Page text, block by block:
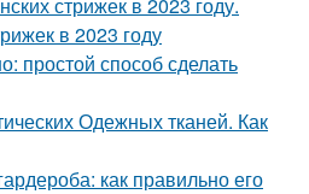
в 2023 году
простой способ сделать
Одежных тканей. Как
как правильно его